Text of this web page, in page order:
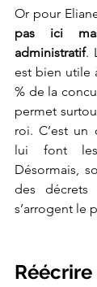
Or pour
pas ici
administratif.
est bien utile
% de la
permet
roi. C’est un
lui font les
Désormais,
des décrets
s’arrogent le